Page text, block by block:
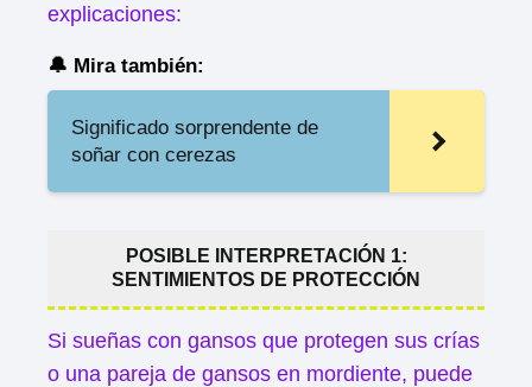
explicaciones:
🔔 Mira también:
Significado sorprendente de
soñar con cerezas
POSIBLE INTERPRETACIÓN 1:
SENTIMIENTOS DE PROTECCIÓN
Si sueñas con gansos que protegen sus crías
o una pareja de gansos en mordiente, puede